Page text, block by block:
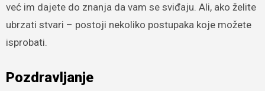
već im dajete do znanja da vam se sviđaju. Ali, ako želite
ubrzati stvari – postoji nekoliko postupaka koje možete
isprobati.
Pozdravljanje